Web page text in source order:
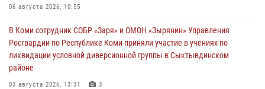
06 августа 2026, 10:55
В Коми сотрудник СОБР «Заря» и ОМОН «Зырянин» Управления
Росгвардии по Республике Коми приняли участие в учениях по
ликвидации условной диверсионной группы в Сыктывдинском
районе
03 августа 2026, 13:31 3